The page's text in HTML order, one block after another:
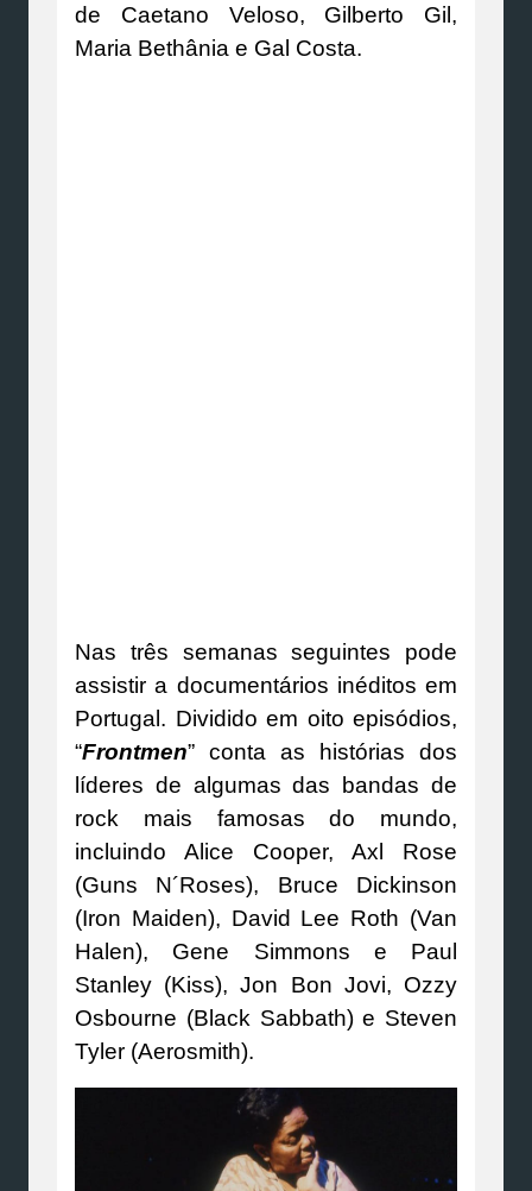
de Caetano Veloso, Gilberto Gil,
Maria Bethânia e Gal Costa.
Nas três semanas seguintes pode
assistir a documentários inéditos em
Portugal. Dividido em oito episódios,
“Frontmen” conta as histórias dos
líderes de algumas das bandas de
rock mais famosas do mundo,
incluindo Alice Cooper, Axl Rose
(Guns N´Roses), Bruce Dickinson
(Iron Maiden), David Lee Roth (Van
Halen), Gene Simmons e Paul
Stanley (Kiss), Jon Bon Jovi, Ozzy
Osbourne (Black Sabbath) e Steven
Tyler (Aerosmith).